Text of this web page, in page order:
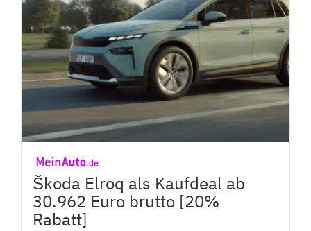
Škoda Elroq als Kaufdeal ab
30.962 Euro brutto [20%
Rabatt]